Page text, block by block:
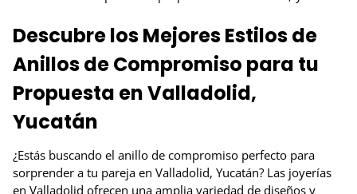
Descubre los Mejores Estilos de
Anillos de Compromiso para tu
Propuesta en Valladolid,
Yucatán
¿Estás buscando el anillo de compromiso perfecto para
sorprender a tu pareja en Valladolid, Yucatán? Las joyerías
en Valladolid ofrecen una amplia variedad de diseños y